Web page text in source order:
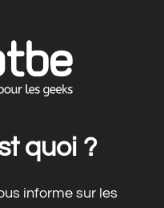
quoi ?
informe sur les